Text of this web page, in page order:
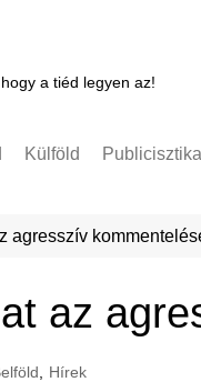
a tiéd legyen az!
Külföld Publicisztika
agresszív
az
Hírek